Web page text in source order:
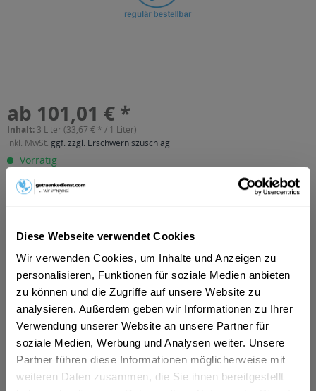
Diese Webseite verwendet Cookies
Wir verwenden Cookies, um Inhalte und Anzeigen zu
personalisieren, Funktionen für soziale Medien anbieten
zu können und die Zugriffe auf unsere Website zu
analysieren. Außerdem geben wir Informationen zu Ihrer
Verwendung unserer Website an unsere Partner für
soziale Medien, Werbung und Analysen weiter. Unsere
Partner führen diese Informationen möglicherweise mit
weiteren Daten zusammen, die Sie ihnen bereitgestellt
ab 101,01 € *
Inhalt: 3 Liter (33,67 € * / 1 Liter)
inkl. MwSt. ggf. zzgl. Erschwerniszuschlag
Vorrätig
In den
Artikel-Nr.:
22109
Verfügbar in:
Beschreibung
mehr
"Backbord Nordlichter Kirschlikör 6 x 0,5l"
Geschmacksrichtung:
Kirsche
Flaschengröße:
0,5 l